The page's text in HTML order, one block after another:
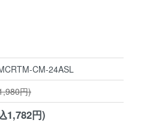
CM-24ASL
円)
1,782円)